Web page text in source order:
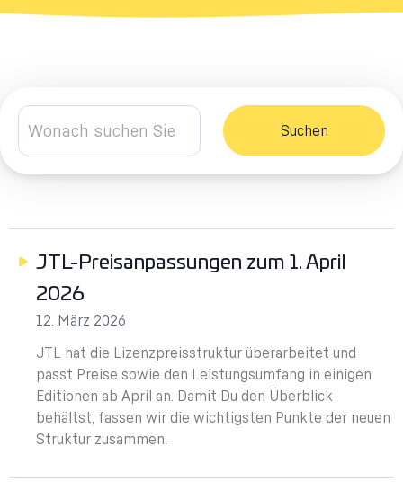
Suchen
JTL-Preisanpassungen zum 1. April
2026
12. März 2026
JTL hat die Lizenzpreisstruktur überarbeitet und
passt Preise sowie den Leistungsumfang in einigen
Editionen ab April an. Damit Du den Überblick
behältst, fassen wir die wichtigsten Punkte der neuen
Struktur zusammen.